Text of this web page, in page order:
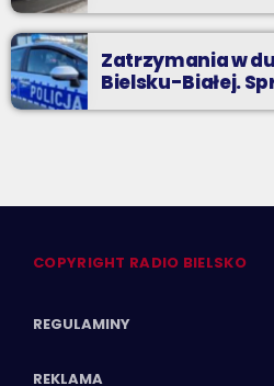
Zatrzymania w
Bielsku-Białej.
COPYRIGHT RADIO BIELSKO
REGULAMINY
REKLAMA